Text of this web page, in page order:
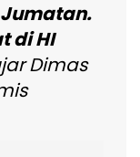
di HI
Dimas